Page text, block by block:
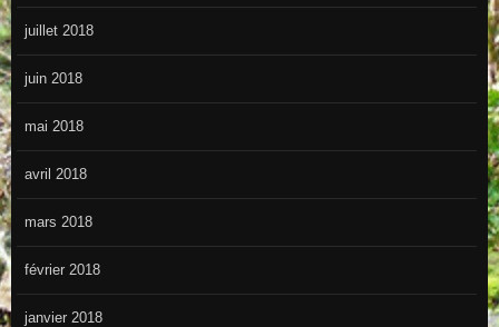
juillet 2018
juin 2018
mai 2018
avril 2018
mars 2018
février 2018
janvier 2018